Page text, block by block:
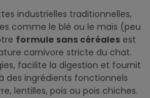
industrielles traditionnelles,
comme le blé ou le maïs (peu
formule sans céréales est
carnivore stricte du chat.
facilite la digestion et fournit
des ingrédients fonctionnels
lentilles, pois ou pois chiches.